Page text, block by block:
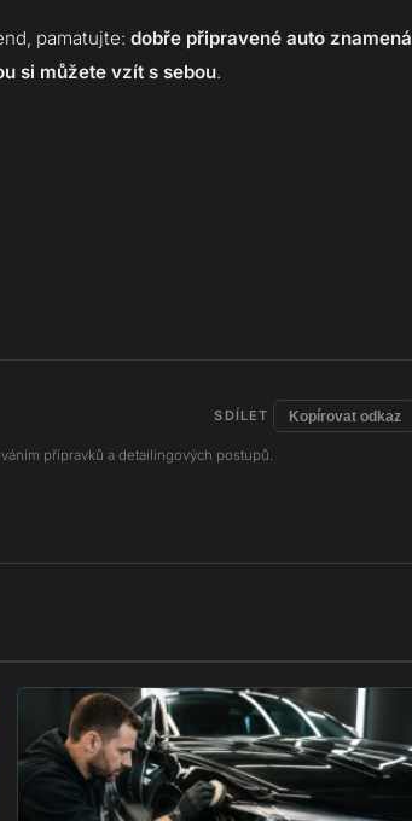
pamatujte: dobře připravené auto znamená
si můžete vzít s sebou.
SDÍLET Kopírovat odkaz
přípravků a detailingových postupů.